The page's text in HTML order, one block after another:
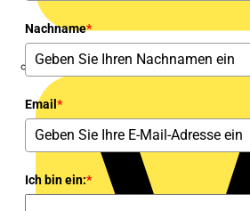
eldis electro distributor
Nachname*
Email *
Ich bin ein:*